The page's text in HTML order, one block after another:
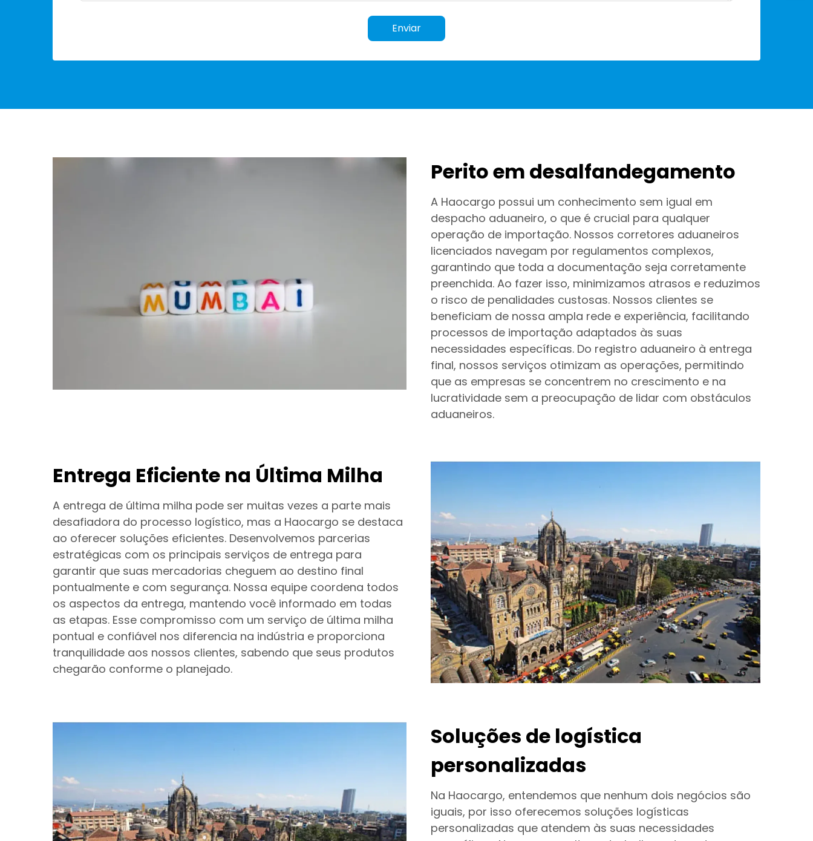
Enviar
Perito em desalfandegamento
A Haocargo possui um conhecimento sem igual em
despacho aduaneiro, o que é crucial para qualquer
operação de importação. Nossos corretores aduaneiros
licenciados navegam por regulamentos complexos,
garantindo que toda a documentação seja corretamente
preenchida. Ao fazer isso, minimizamos atrasos e reduzimos
o risco de penalidades custosas. Nossos clientes se
beneficiam de nossa ampla rede e experiência, facilitando
processos de importação adaptados às suas
necessidades específicas. Do registro aduaneiro à entrega
final, nossos serviços otimizam as operações, permitindo
que as empresas se concentrem no crescimento e na
lucratividade sem a preocupação de lidar com obstáculos
aduaneiros.
Entrega Eficiente na Última Milha
A entrega de última milha pode ser muitas vezes a parte mais
desafiadora do processo logístico, mas a Haocargo se destaca
ao oferecer soluções eficientes. Desenvolvemos parcerias
estratégicas com os principais serviços de entrega para
garantir que suas mercadorias cheguem ao destino final
pontualmente e com segurança. Nossa equipe coordena todos
os aspectos da entrega, mantendo você informado em todas
as etapas. Esse compromisso com um serviço de última milha
pontual e confiável nos diferencia na indústria e proporciona
tranquilidade aos nossos clientes, sabendo que seus produtos
chegarão conforme o planejado.
Soluções de logística
personalizadas
Na Haocargo, entendemos que nenhum dois negócios são
iguais, por isso oferecemos soluções logísticas
personalizadas que atendem às suas necessidades